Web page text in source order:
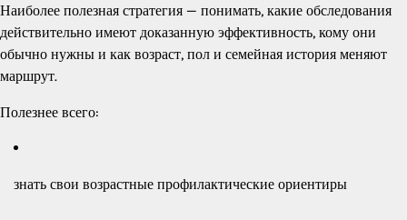
Наиболее полезная стратегия — понимать, какие обследования
действительно имеют доказанную эффективность, кому они
обычно нужны и как возраст, пол и семейная история меняют
маршрут.
Полезнее всего:
знать свои возрастные профилактические ориентиры